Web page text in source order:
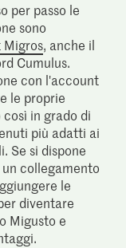
per passo le
sono
, anche il
Cumulus.
con l'account
le proprie
in grado di
più adatti ai
Se si dispone
collegamento
le
diventare
Migusto e